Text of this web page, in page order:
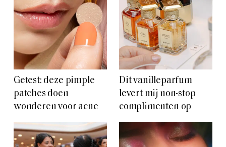
Getest: deze pimple
patches doen
wonderen voor acne
Dit vanilleparfum
levert mij non-stop
complimenten op